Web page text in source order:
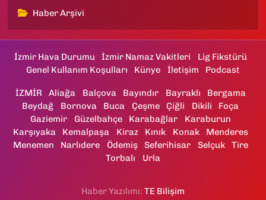
Haber Arşivi
İzmir Hava Durumu İzmir Namaz Vakitleri
Lig Fikstürü
Genel Kullanım Koşulları
Künye İletişim Podcast
İZMİR Aliağa Balçova Bayındır Bayraklı
Bergama
Beydağ
Bornova Buca Çeşme Çiğli Dikili
Foça
Gaziemir
Güzelbahçe Karabağlar
Karaburun
Karşıyaka
Kemalpaşa Kiraz Kınık Konak
Menderes
Menemen
Narlıdere Ödemiş Seferihisar Selçuk
Tire
Torbalı
Urla
Haber Yazılımı: TE Bilişim